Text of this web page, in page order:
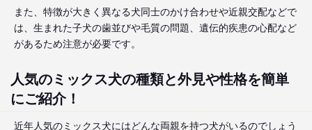
また、特徴が大きく異なる犬同士のかけ合わせや近親交配などで
は、生まれた子犬の歯並びや毛質の問題、遺伝的疾患の心配など
があるため注意が必要です。
人気のミックス犬の種類と外見や性格を簡単
にご紹介！
近年人気のミックス犬にはどんな両親を持つ犬がいるのでしょう